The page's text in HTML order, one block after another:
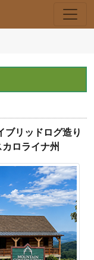
ブリッドログ造り
ロライナ州